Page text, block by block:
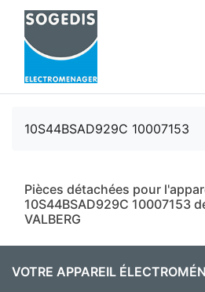
10S44BSAD929C 10007153
Pièces détachées pour
10S44BSAD929C 10007153
VALBERG
VOTRE APPAREIL